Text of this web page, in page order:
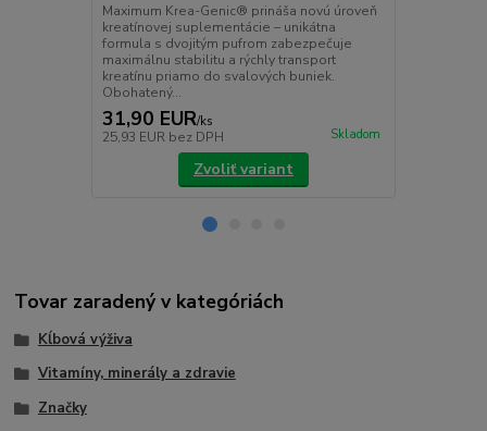
Maximum Krea-Genic® prináša novú úroveň
kreatínovej suplementácie – unikátna
formula s dvojitým pufrom zabezpečuje
maximálnu stabilitu a rýchly transport
kreatínu priamo do svalových buniek.
Obohatený...
31,90 EUR/ks
25,93 EUR bez DPH Skladom
Zvoliť variant
Tovar zaradený v kategóriách
Kĺbová výživa
Vitamíny, minerály a zdravie
Značky